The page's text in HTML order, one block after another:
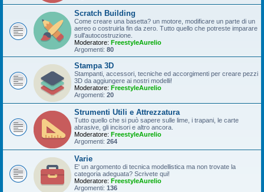
Scratch Building
Come creare una basetta? un motore, modificare un parte di un
aereo o costruirla fin da zero. Tutto quello che potreste imparare
sull'autocostruzione.
Moderatore: FreestyleAurelio
Argomenti: 80
Stampa 3D
Stampanti, accessori, tecniche ed accorgimenti per creare pezzi
3D da aggiungere ai nostri modelli!
Moderatore: FreestyleAurelio
Argomenti: 20
Strumenti Utili e Attrezzatura
Tutto quello che si può sapere sulle lime, i trapani, le carte
abrasive, gli incisori e altro ancora.
Moderatore: FreestyleAurelio
Argomenti: 264
Varie
E' un argomento di tecnica modellistica ma non trovate la
categoria adeguata? Scrivete qui!
Moderatore: FreestyleAurelio
Argomenti: 136